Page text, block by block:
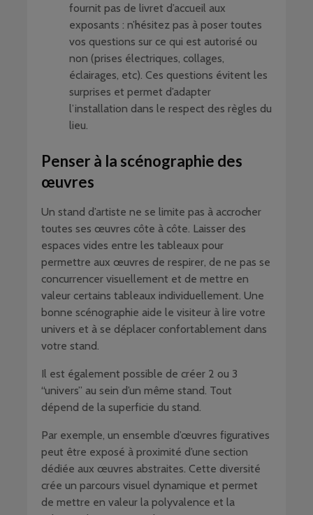
fournit pas de livret d’accueil aux
exposants : n’hésitez pas à poser toutes
vos questions sur ce qui est autorisé ou
non (prises électriques, collages,
éclairages, etc). Ces questions évitent les
surprises et permet d’adapter
l’installation dans le respect des règles du
lieu.
Penser à la scénographie des
œuvres
Un stand d’artiste ne se limite pas à accrocher
toutes ses œuvres côte à côte. Laisser des
espaces vides entre les tableaux pour
permettre aux œuvres de respirer, de ne pas se
concurrencer visuellement et de mettre en
valeur certains tableaux individuellement. Une
bonne scénographie aide le visiteur à lire votre
univers et à se déplacer confortablement dans
votre stand.
Il est également possible de créer 2 ou 3
“univers” au sein d’un même stand. Tout
dépend de la superficie du stand.
Par exemple, un ensemble d’œuvres figuratives
peut être exposé à proximité d’une section
dédiée aux œuvres abstraites. Cette diversité
crée un parcours visuel dynamique et permet
de mettre en valeur la polyvalence et la